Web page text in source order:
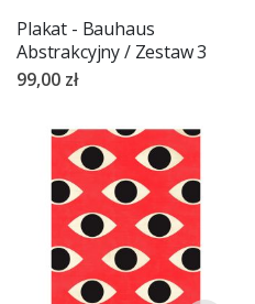
Plakat - Bauhaus
Abstrakcyjny / Zestaw 3
99,00 zł